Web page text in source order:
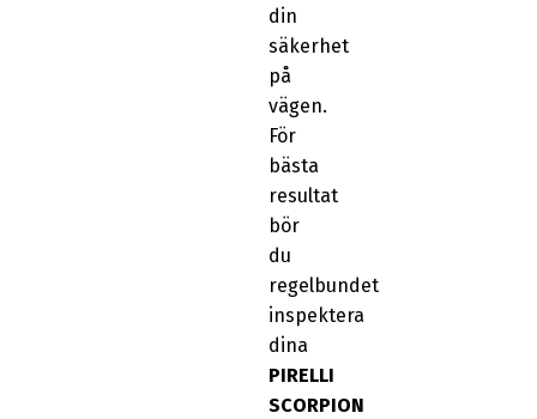
din
säkerhet
på
vägen.
För
bästa
resultat
bör
du
regelbundet
inspektera
dina
PIRELLI
SCORPION